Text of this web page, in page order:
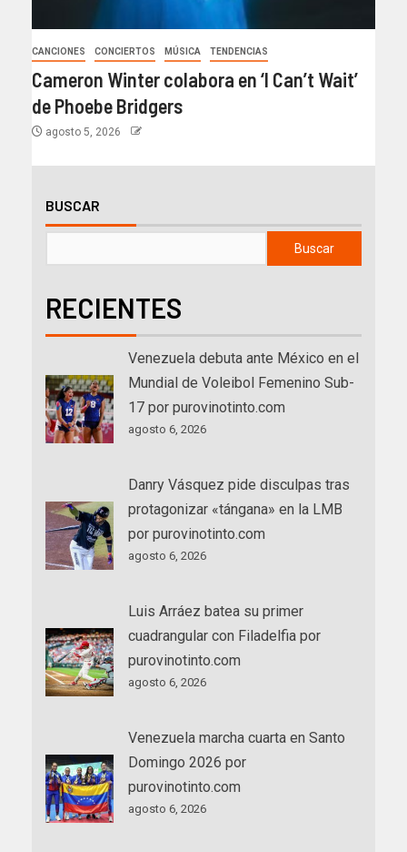
CANCIONES CONCIERTOS MÚSICA TENDENCIAS
Cameron Winter colabora en ‘I Can’t Wait’
de Phoebe Bridgers
agosto 5, 2026
BUSCAR
Buscar
RECIENTES
Venezuela debuta ante México en el
Mundial de Voleibol Femenino Sub-
17 por purovinotinto.com
agosto 6, 2026
Danry Vásquez pide disculpas tras
protagonizar «tángana» en la LMB
por purovinotinto.com
agosto 6, 2026
Luis Arráez batea su primer
cuadrangular con Filadelfia por
purovinotinto.com
agosto 6, 2026
Venezuela marcha cuarta en Santo
Domingo 2026 por
purovinotinto.com
agosto 6, 2026